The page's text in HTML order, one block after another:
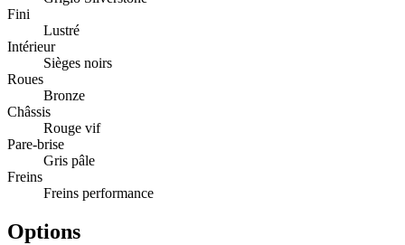
Fini
Lustré
Intérieur
Sièges noirs
Roues
Bronze
Châssis
Rouge vif
Pare-brise
Gris pâle
Freins
Freins performance
Options